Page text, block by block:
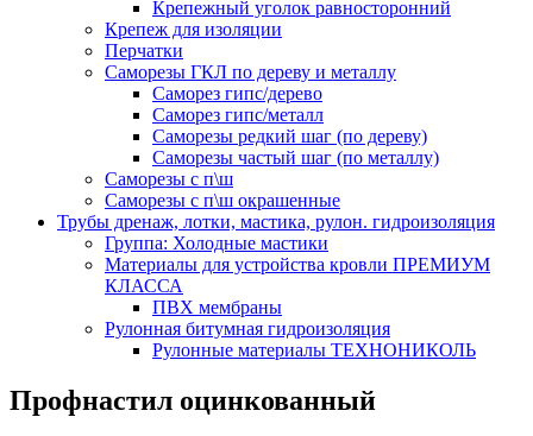
Крепежный уголок равносторонний
Крепеж для изоляции
Перчатки
Саморезы ГКЛ по дереву и металлу
Саморез гипс/дерево
Саморез гипс/металл
Саморезы редкий шаг (по дереву)
Саморезы частый шаг (по металлу)
Саморезы с п\ш
Саморезы с п\ш окрашенные
Трубы дренаж, лотки, мастика, рулон. гидроизоляция
Группа: Холодные мастики
Материалы для устройства кровли ПРЕМИУМ
КЛАССА
ПВХ мембраны
Рулонная битумная гидроизоляция
Рулонные материалы ТЕХНОНИКОЛЬ
Профнастил оцинкованный